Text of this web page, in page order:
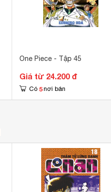
One Piece - Tập 45
Giá từ 24.200 đ
Có 5 nơi bán